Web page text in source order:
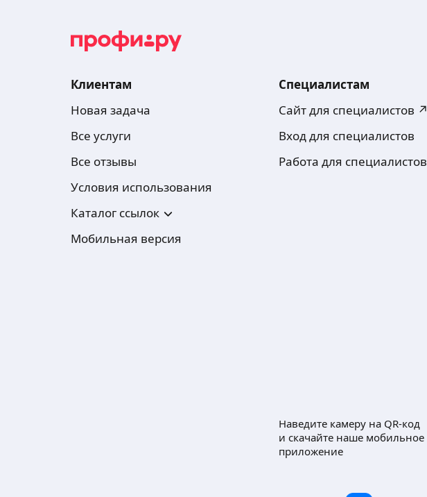
Клиентам
Новая задача
Все услуги
Все отзывы
Условия использования
Каталог ссылок
Мобильная версия
Специалистам
Сайт для специалистов ↗
Вход для специалистов
Работа для специалистов
Наведите камеру на QR-код
и скачайте наше мобильное
приложение